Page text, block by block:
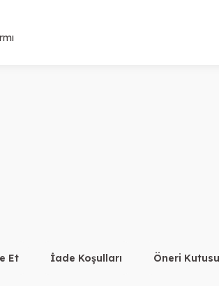
Et İade Koşulları Öneri Kutusu